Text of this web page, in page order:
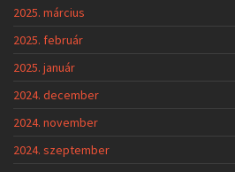
2025. március
2025. február
2025. január
2024. december
2024. november
2024. szeptember